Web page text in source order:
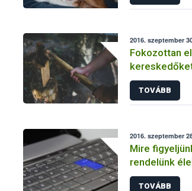
2016. szeptember
Fokozottan
TOVÁBB
2016. szeptember
Mire
rendelünk
TOVÁBB